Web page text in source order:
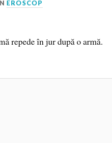
EROSCOP
repede în jur după o armă.